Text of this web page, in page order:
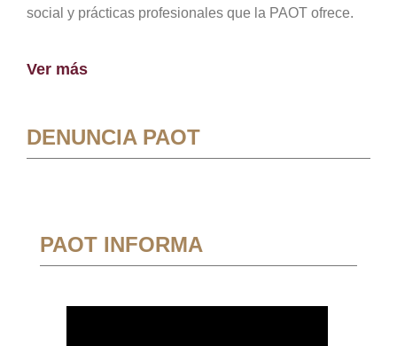
social y prácticas profesionales que la PAOT ofrece.
Ver más
DENUNCIA PAOT
PAOT INFORMA